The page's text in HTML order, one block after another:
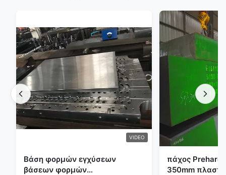
VIDEO
Βάση φορμών εγχύσεων
βάσεων φορμών
πάχος
350mm